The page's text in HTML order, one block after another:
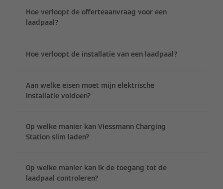
Hoe verloopt de offerteaanvraag voor een
laadpaal?
Hoe verloopt de installatie van een laadpaal?
Aan welke eisen moet mijn elektrische
installatie voldoen?
Op welke manier kan Viessmann Charging
Station slim laden?
Op welke manier kan ik de toegang tot de
laadpaal controleren?